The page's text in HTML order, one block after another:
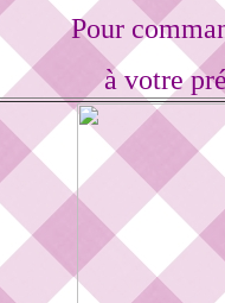
Pour
à votre